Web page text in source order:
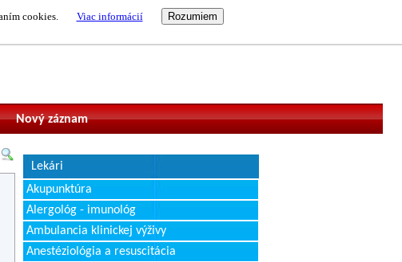
cookies. Viac informácií
Nový záznam
Lekári
Akupunktúra
Alergológ - imunológ
Ambulancia klinickej výživy
Anestéziológia a resuscitácia